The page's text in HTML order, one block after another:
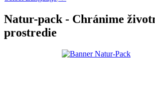
Natur-pack - Chránime
prostredie